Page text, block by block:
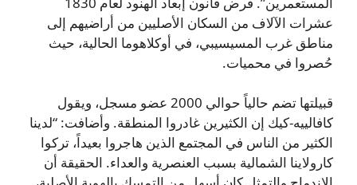
عشرات الآلاف من السكان الأصليين من أراضيهم إلى
مناطق غرب المسيسيبي، في أوكلاهوما الحالية، حيث
حُصروا في محميات.
قبيلتها تضم حالياً حوالي 2000 عضو مسجل، ويقول
كافالييه-كيك إن الكثيرين غادروا المنطقة. وأضافت: “لدينا
الكثير من الناس في المجتمع الذين هاجروا بعيداً، تركوا
كارولاينا الشمالية بسبب العنصرية والعداء. الحقيقة أن